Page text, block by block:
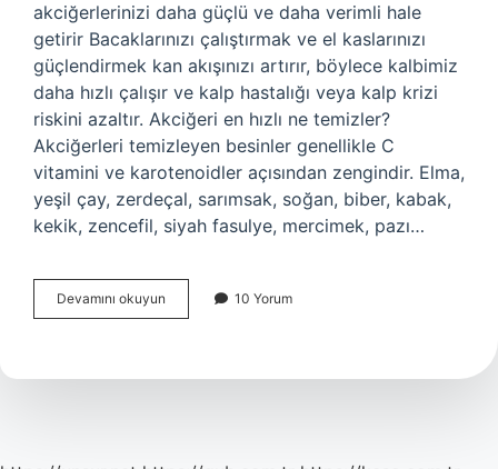
akciğerlerinizi daha güçlü ve daha verimli hale
getirir Bacaklarınızı çalıştırmak ve el kaslarınızı
güçlendirmek kan akışınızı artırır, böylece kalbimiz
daha hızlı çalışır ve kalp hastalığı veya kalp krizi
riskini azaltır. Akciğeri en hızlı ne temizler?
Akciğerleri temizleyen besinler genellikle C
vitamini ve karotenoidler açısından zengindir. Elma,
yeşil çay, zerdeçal, sarımsak, soğan, biber, kabak,
kekik, zencefil, siyah fasulye, mercimek, pazı…
Devamını okuyun
Yapmak
Mi
10 Yorum